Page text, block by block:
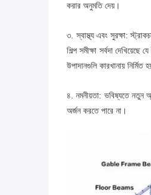
করার অনুমতি দেয়।
৩. স্বাস্থ্য এবং সুরক্ষা:
শিল্প সমীক্ষা সর্বদা
উপাদানগুলি কারখানায় নির্মিত
৪. নমনীয়তা: ভবিষ্যতে নতুন
অর্জন করতে পারে না।